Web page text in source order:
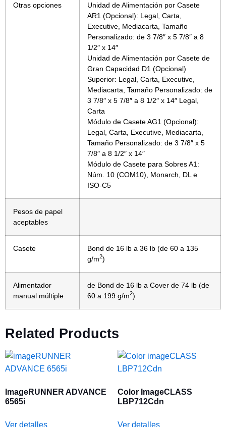
Otras opciones
Unidad de Alimentación por Casete
AR1 (Opcional): Legal, Carta,
Executive, Mediacarta, Tamaño
Personalizado: de 3 7/8″ x 5 7/8″ a 8
1/2″ x 14″
Unidad de Alimentación por Casete de
Gran Capacidad D1 (Opcional)
Superior: Legal, Carta, Executive,
Mediacarta, Tamaño Personalizado: de
3 7/8″ x 5 7/8″ a 8 1/2″ x 14″ Legal,
Carta
Módulo de Casete AG1 (Opcional):
Legal, Carta, Executive, Mediacarta,
Tamaño Personalizado: de 3 7/8″ x 5
7/8″ a 8 1/2″ x 14″
Módulo de Casete para Sobres A1:
Núm. 10 (COM10), Monarch, DL e
ISO-C5
Pesos de papel
aceptables
Casete
Bond de 16 lb a 36 lb (de 60 a 135
g/m2)
Alimentador
manual múltiple
de Bond de 16 lb a Cover de 74 lb (de
60 a 199 g/m2)
Related Products
ImageRUNNER ADVANCE
6565i
Ver detalles
Color ImageCLASS
LBP712Cdn
Ver detalles